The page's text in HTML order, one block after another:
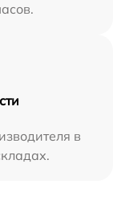
в